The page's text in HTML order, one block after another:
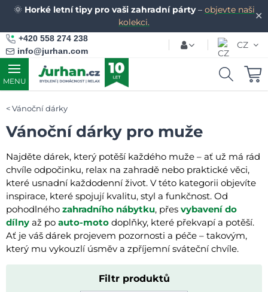
✕
🌞 Horké letní tipy pro vaši zahradní párty– objevte naši
kolekci.
+420 558 274 238
info@jurhan.com
CZ
MENU
Vánoční dárky
Vánoční dárky pro muže
Najděte dárek, který potěší každého muže – ať už má rád
chvíle odpočinku, relax na zahradě nebo praktické věci,
které usnadní každodenní život. V této kategorii objevíte
inspirace, které spojují kvalitu, styl a funkčnost. Od
pohodlného zahradního nábytku, přes vybavení do
dílny až po auto-moto doplňky, které překvapí a potěší.
Ať je váš dárek projevem pozornosti a péče – takovým,
který mu vykouzlí úsměv a zpříjemní sváteční chvíle.
Filtr produktů